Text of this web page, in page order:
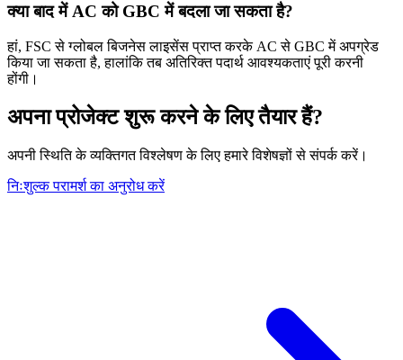
क्या बाद में AC को GBC में बदला जा सकता है?
हां, FSC से ग्लोबल बिजनेस लाइसेंस प्राप्त करके AC से GBC में अपग्रेड
किया जा सकता है, हालांकि तब अतिरिक्त पदार्थ आवश्यकताएं पूरी करनी
होंगी।
अपना प्रोजेक्ट शुरू करने के लिए तैयार हैं?
अपनी स्थिति के व्यक्तिगत विश्लेषण के लिए हमारे विशेषज्ञों से संपर्क करें।
निःशुल्क परामर्श का अनुरोध करें